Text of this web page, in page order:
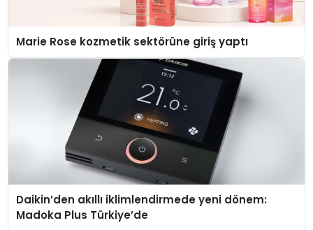
Marie Rose kozmetik sektörüne giriş yaptı
Daikin’den akıllı iklimlendirmede yeni dönem:
Madoka Plus Türkiye’de